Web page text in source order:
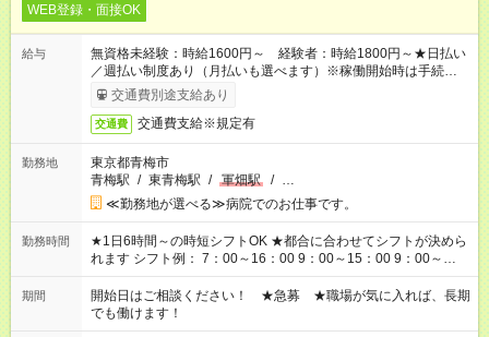
WEB登録・面接OK
給与
無資格未経験：時給1600円～ 経験者：時給1800円～★日払い
／週払い制度あり（月払いも選べます）※稼働開始時は手続き完
了次第のお支払いとなります。
交通費別途支給あり
交通費 交通費支給※規定有
勤務地
東京都青梅市
青梅駅 / 東青梅駅 / 軍畑駅 / …
≪勤務地が選べる≫病院でのお仕事です。
勤務時間
★1日6時間～の時短シフトOK ★都合に合わせてシフトが決めら
れます シフト例： 7：00～16：00 9：00～15：00 9：00～
18：00 11：00～20：00 など ※Wワークの場合、他のお仕事と
合わせ週40時間超の就業はご案内できません ※法令に基づき、
週20時間以上勤務は社会保険への加入対象となります ※労働者
派遣法（日雇い派遣の原則禁止）により、短時間・短期間の就
期間
開始日はご相談ください！ ★急募 ★職場が気に入れば、長期
でも働けます！